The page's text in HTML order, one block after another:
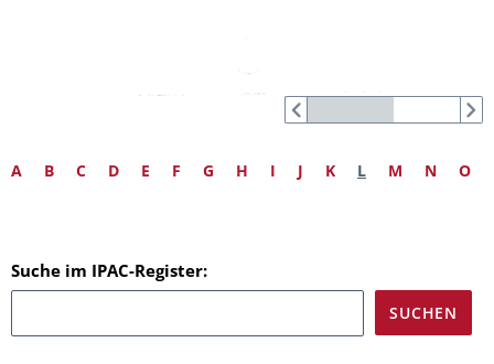
A B C D E F G H I J K L M N O
Suche im IPAC-Register: